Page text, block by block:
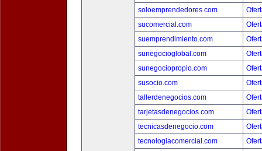
soloemprendedores.com
sucomercial.com
suemprendimiento.com
sunegocioglobal.com
sunegociopropio.com
susocio.com
tallerdenegocios.com
tarjetasdenegocios.com
tecnicasdenegocio.com
tecnologiacomercial.com